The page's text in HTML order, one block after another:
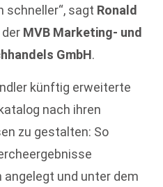
schneller“, sagt Ronald
MVB Marketing- und
GmbH.
künftig erweiterte
nach ihren
zu gestalten: So
und unter dem